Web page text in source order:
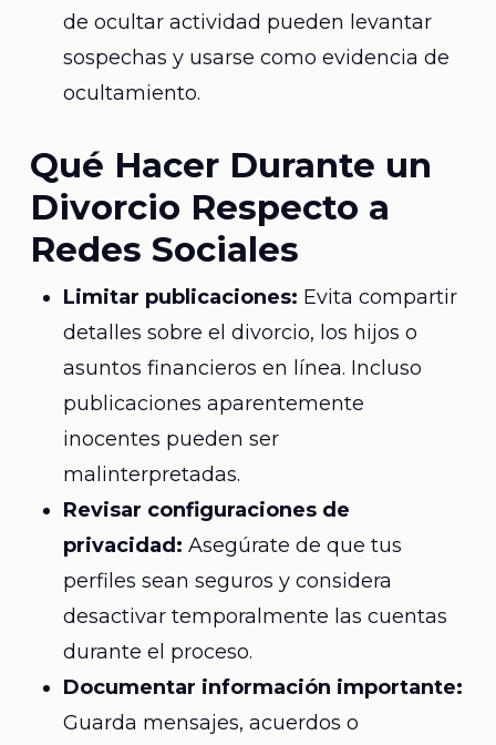
de ocultar actividad pueden levantar
sospechas y usarse como evidencia de
ocultamiento.
Qué Hacer Durante un
Divorcio Respecto a
Redes Sociales
Limitar publicaciones: Evita compartir
detalles sobre el divorcio, los hijos o
asuntos financieros en línea. Incluso
publicaciones aparentemente
inocentes pueden ser
malinterpretadas.
Revisar configuraciones de
privacidad: Asegúrate de que tus
perfiles sean seguros y considera
desactivar temporalmente las cuentas
durante el proceso.
Documentar información importante:
Guarda mensajes, acuerdos o